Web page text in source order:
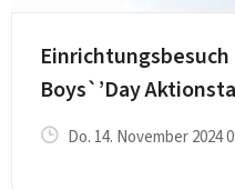
Boys`’Day
Do. 14. November 2024